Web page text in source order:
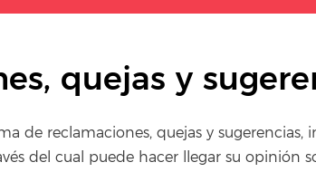
quejas y
de reclamaciones, quejas y sugerencias,
del cual puede hacer llegar su opinión